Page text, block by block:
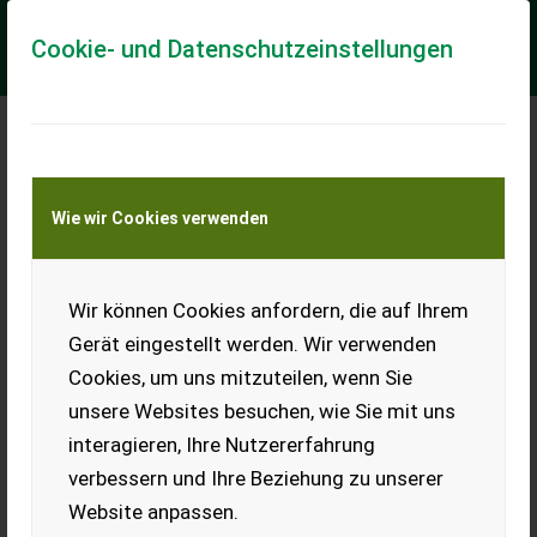
Cookie- und Datenschutzeinstellungen
Wie wir Cookies verwenden
Wir können Cookies anfordern, die auf Ihrem
Gerät eingestellt werden. Wir verwenden
Cookies, um uns mitzuteilen, wenn Sie
unsere Websites besuchen, wie Sie mit uns
interagieren, Ihre Nutzererfahrung
verbessern und Ihre Beziehung zu unserer
Website anpassen.
Meine Transportkostenanfrage
Transport von Land- und Baumaschinen –
KEINE Tiertransporte
Steyr 188
T188 mit Big-Lift Frontlader
und Dunggabel in schönem
Zustand. 1.190
Betriebsstunden laut
un...